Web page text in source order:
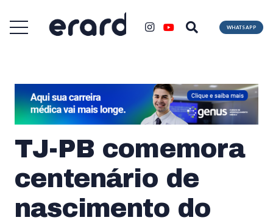
WHATSAPP
TJ-PB comemora
centenário de
nascimento do